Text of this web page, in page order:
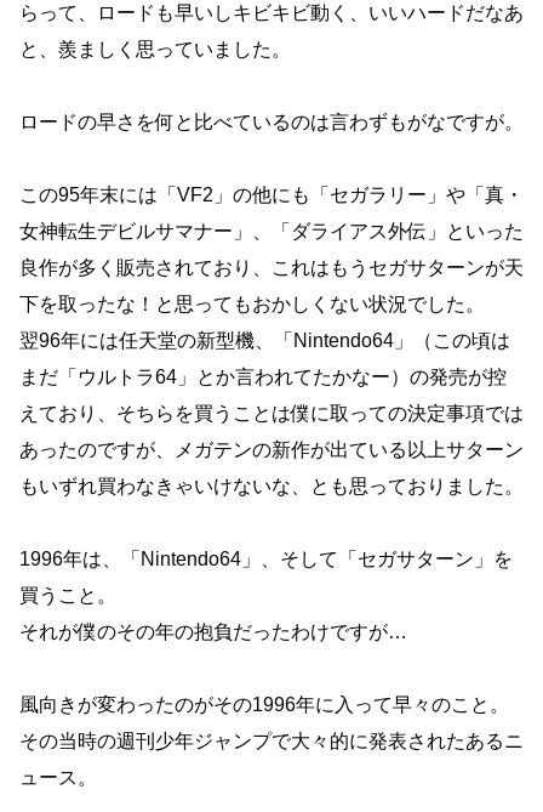
らって、ロードも早いしキビキビ動く、いいハードだなあ
と、羨ましく思っていました。
ロードの早さを何と比べているのは言わずもがなですが。
この95年末には「VF2」の他にも「セガラリー」や「真・
女神転生デビルサマナー」、「ダライアス外伝」といった
良作が多く販売されており、これはもうセガサターンが天
下を取ったな！と思ってもおかしくない状況でした。
翌96年には任天堂の新型機、「Nintendo64」（この頃は
まだ「ウルトラ64」とか言われてたかなー）の発売が控
えており、そちらを買うことは僕に取っての決定事項では
あったのですが、メガテンの新作が出ている以上サターン
もいずれ買わなきゃいけないな、とも思っておりました。
1996年は、「Nintendo64」、そして「セガサターン」を
買うこと。
それが僕のその年の抱負だったわけですが…
風向きが変わったのがその1996年に入って早々のこと。
その当時の週刊少年ジャンプで大々的に発表されたあるニ
ュース。